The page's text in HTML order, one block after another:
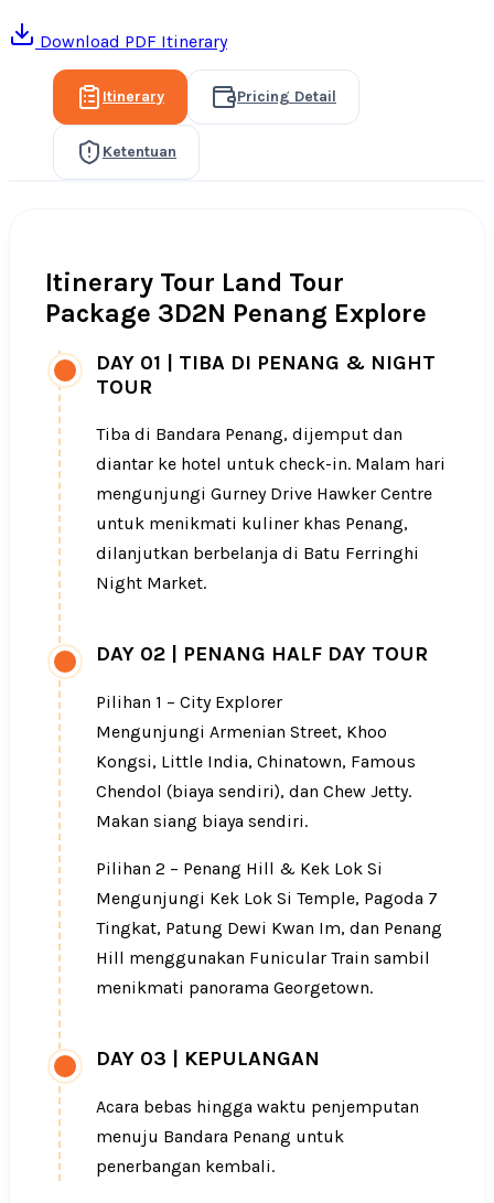
Download PDF Itinerary
Itinerary Pricing Detail
Ketentuan
Itinerary Tour Land Tour
Package 3D2N Penang Explore
DAY 01 | TIBA DI PENANG & NIGHT
TOUR
Tiba di Bandara Penang, dijemput dan
diantar ke hotel untuk check-in. Malam hari
mengunjungi Gurney Drive Hawker Centre
untuk menikmati kuliner khas Penang,
dilanjutkan berbelanja di Batu Ferringhi
Night Market.
DAY 02 PENANG HALF DAY TOUR
Pilihan 1 – City Explorer
Mengunjungi Armenian Street, Khoo
Kongsi, Little India, Chinatown, Famous
Chendol (biaya sendiri), dan Chew Jetty.
Makan siang biaya sendiri.
Pilihan 2 – Penang Hill & Kek Lok Si
Mengunjungi Kek Lok Si Temple, Pagoda 7
Tingkat, Patung Dewi Kwan Im, dan Penang
Hill menggunakan Funicular Train sambil
menikmati panorama Georgetown.
DAY 03 KEPULANGAN
Acara bebas hingga waktu penjemputan
menuju Bandara Penang untuk
penerbangan kembali.